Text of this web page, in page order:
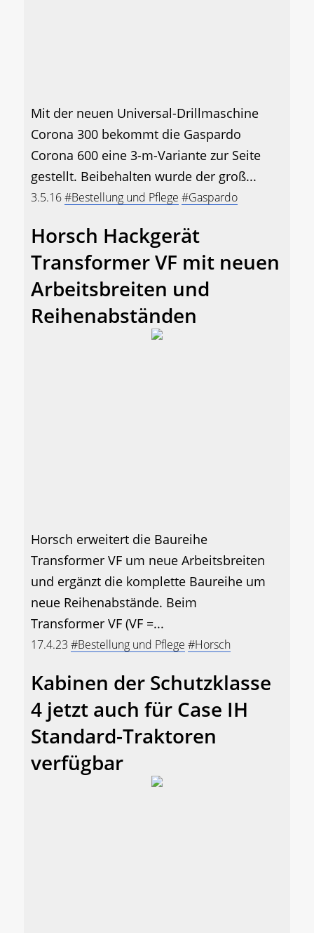
Mit der neuen Universal-Drillmaschine
Corona 300 bekommt die Gaspardo
Corona 600 eine 3-m-Variante zur Seite
gestellt. Beibehalten wurde der groß...
3.5.16#Bestellung und Pflege #Gaspardo
Horsch Hackgerät
Transformer VF mit neuen
Arbeitsbreiten und
Reihenabständen
Horsch erweitert die Baureihe
Transformer VF um neue Arbeitsbreiten
und ergänzt die komplette Baureihe um
neue Reihenabstände. Beim
Transformer VF (VF =...
17.4.23 #Bestellung und Pflege #Horsch
Kabinen der Schutzklasse
4 jetzt auch für Case IH
Standard-Traktoren
verfügbar